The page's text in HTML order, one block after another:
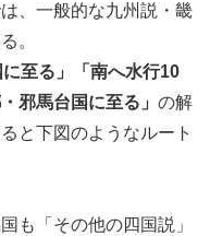
、一般的な九州説・畿
。
至る」「南へ水行10
邪馬台国に至る」 の解
と下図のようなルート
も「その他の四国説」